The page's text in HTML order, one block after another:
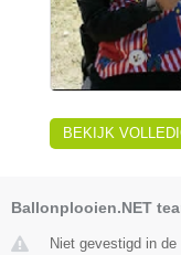
BEKIJK
Ballonplooien.NET
Niet gevestigd in